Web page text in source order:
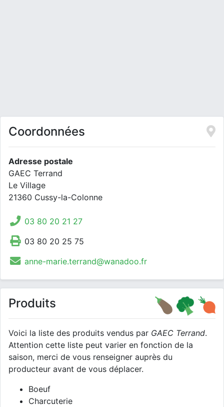
Coordonnées
Adresse postale
GAEC Terrand
Le Village
21360 Cussy-la-Colonne
03 80 20 21 27
03 80 20 25 75
anne-marie.terrand@wanadoo.fr
Produits
Voici la liste des produits vendus par GAEC Terrand.
Attention cette liste peut varier en fonction de la
saison, merci de vous renseigner auprès du
producteur avant de vous déplacer.
Boeuf
Charcuterie